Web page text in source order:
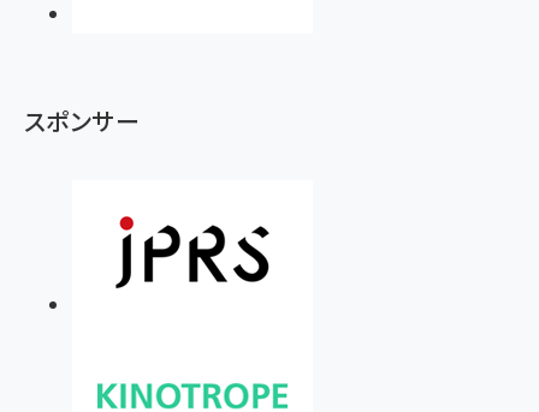
スポンサー